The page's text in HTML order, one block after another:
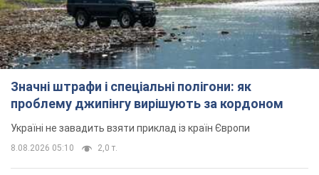
Значні штрафи і спеціальні полігони: як
проблему джипінгу вирішують за кордоном
Україні не завадить взяти приклад із країн Європи
8.08.2026 05:10 2,0 т.